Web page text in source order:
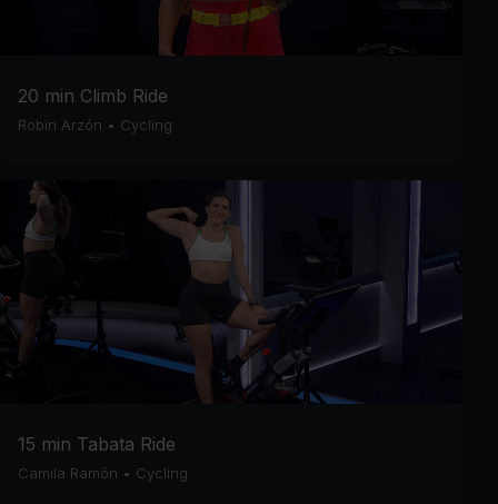
20 min Climb Ride
Robin Arzón • Cycling
15 min Tabata Ride
Camila Ramón • Cycling